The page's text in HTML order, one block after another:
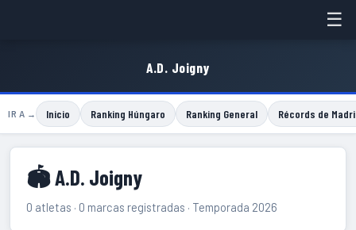
☰
A.D. Joigny
IR A → Inicio Ranking Húngaro Ranking General Récords de
🏟 A.D. Joigny
0 atletas · 0 marcas registradas · Temporada 2026